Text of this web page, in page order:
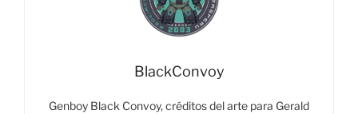
BlackConvoy
Genboy Black Convoy, créditos del arte para Gerald